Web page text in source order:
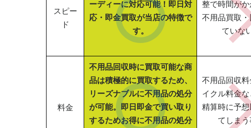
スピー
ド
ーディーに対応可能！即日対
応・即金買取が当店の特徴で
す。
整で時間が
不用品買取
ていな
料金
不用品回収時に買取可能な商
品は積極的に買取するため、
リーズナブルに不用品の処分
が可能。即日即金で買い取り
するためお得に不用品の処分
不用品回収
イクル料金
精算時に予
てしま